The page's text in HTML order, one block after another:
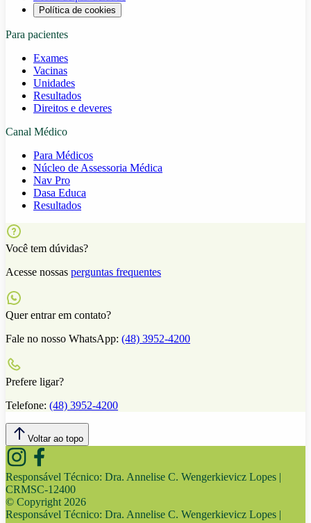
Política de cookies
Para pacientes
Exames
Vacinas
Unidades
Resultados
Direitos e deveres
Canal Médico
Para Médicos
Núcleo de Assessoria Médica
Nav Pro
Dasa Educa
Resultados
Você tem dúvidas?
Acesse nossas perguntas frequentes
Quer entrar em contato?
Fale no nosso WhatsApp: (48) 3952-4200
Prefere ligar?
Telefone: (48) 3952-4200
Voltar ao topo
Responsável Técnico: Dra. Annelise C. Wengerkievicz Lopes |
CRMSC-12400
© Copyright2026
Responsável Técnico: Dra. Annelise C. Wengerkievicz Lopes |